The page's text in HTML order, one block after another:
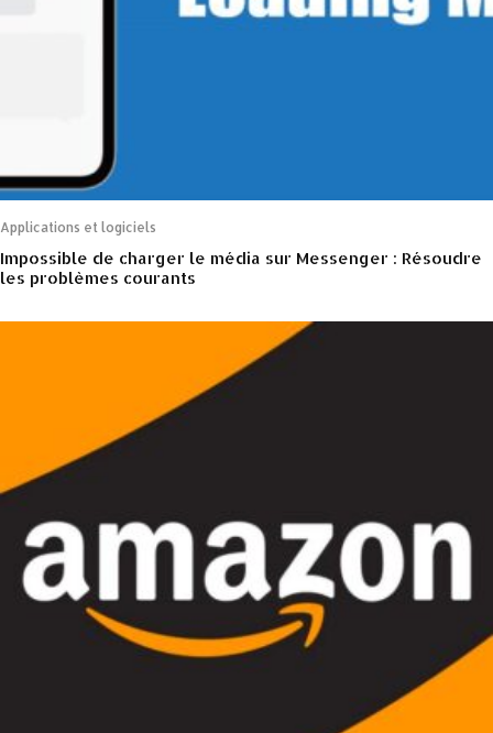
Applications et logiciels
Impossible de charger le média sur Messenger : Résoudre
les problèmes courants